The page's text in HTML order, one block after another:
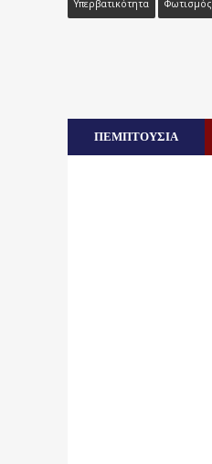
Υπερβατικότητα Φωτισμός
ΠΕΜΠΤΟΥΣΙΑ